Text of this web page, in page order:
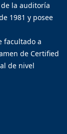
la auditoría
1981 y posee
facultado a
de Certified
de nivel